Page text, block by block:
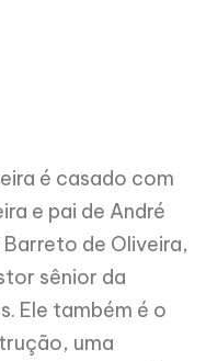
é casado com
e pai de André
de Oliveira,
sênior da
Ele também é o
uma